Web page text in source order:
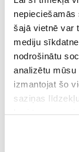
šajā vietnē var
mediju
nodrošinātu
analizētu
izmantojat šo
saziņas